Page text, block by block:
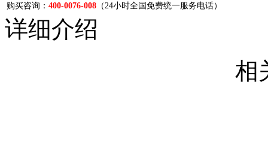
购买咨询： 400-0076-008 （24小时全国免费统一服务电话）
详细介绍
相